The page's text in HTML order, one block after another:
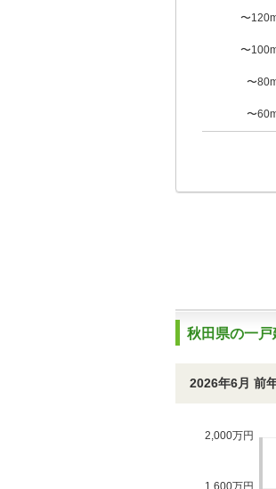
〜
〜
〜
〜
秋田県の一
2026年6月 前
2,000万円
1,600万円